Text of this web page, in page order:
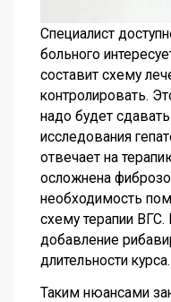
Специалист
больного
составит схему
контролировать.
надо будет
исследования
отвечает на
осложнена
необходимость
схему терапии
добавление
длительности курса.
Таким нюансами